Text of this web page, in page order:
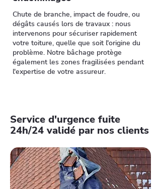
Chute de branche, impact de foudre, ou
dégâts causés lors de travaux : nous
intervenons pour sécuriser rapidement
votre toiture, quelle que soit l'origine du
problème. Notre bâchage protège
également les zones fragilisées pendant
l'expertise de votre assureur.
Service d'urgence fuite
24h/24 validé par nos clients